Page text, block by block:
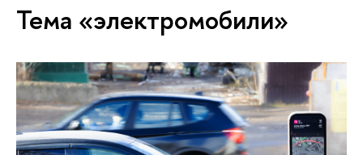
Тема «электромобили»